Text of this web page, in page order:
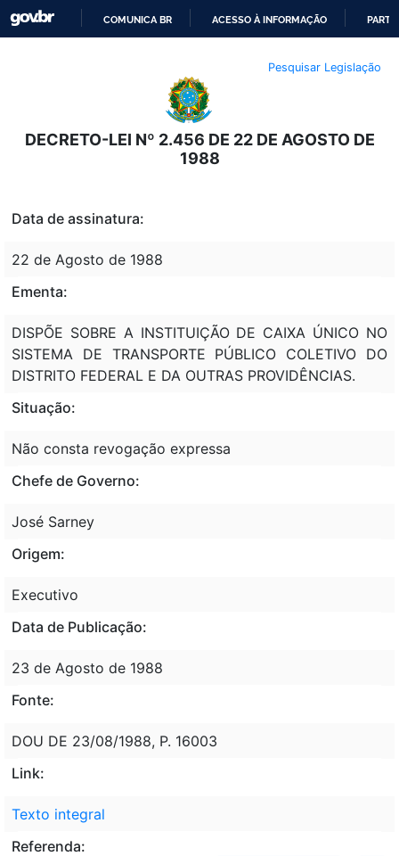
O
CONTEÚDO
COMUNICA BR ACESSO À INFORMAÇÃO
Pesquisar Legislação
DECRETO-LEI Nº 2.456 DE 22 DE AGOSTO DE
1988
Data de assinatura:
22 de Agosto de 1988
Ementa:
DISPÕE SOBRE A INSTITUIÇÃO DE CAIXA ÚNICO NO
SISTEMA DE TRANSPORTE PÚBLICO COLETIVO DO
DISTRITO FEDERAL E DA OUTRAS PROVIDÊNCIAS.
Situação:
Não consta revogação expressa
Chefe de Governo:
José Sarney
Origem:
Executivo
Data de Publicação:
23 de Agosto de 1988
Fonte:
DOU DE 23/08/1988, P. 16003
Link:
Texto integral
Referenda: